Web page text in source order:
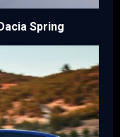
Spring